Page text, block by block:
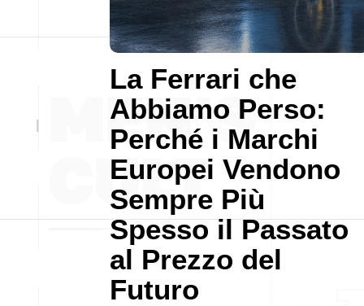
La Ferrari che
Abbiamo Perso:
Perché i Marchi
Europei Vendono
Sempre Più
Spesso il Passato
al Prezzo del
Futuro